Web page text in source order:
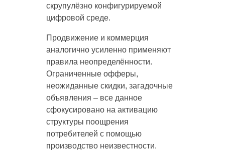
скрупулёзно конфигурируемой
цифровой среде.
Продвижение и коммерция
аналогично усиленно применяют
правила неопределённости.
Ограниченные офферы,
неожиданные скидки, загадочные
объявления – все данное
сфокусировано на активацию
структуры поощрения
потребителей с помощью
производство неизвестности.